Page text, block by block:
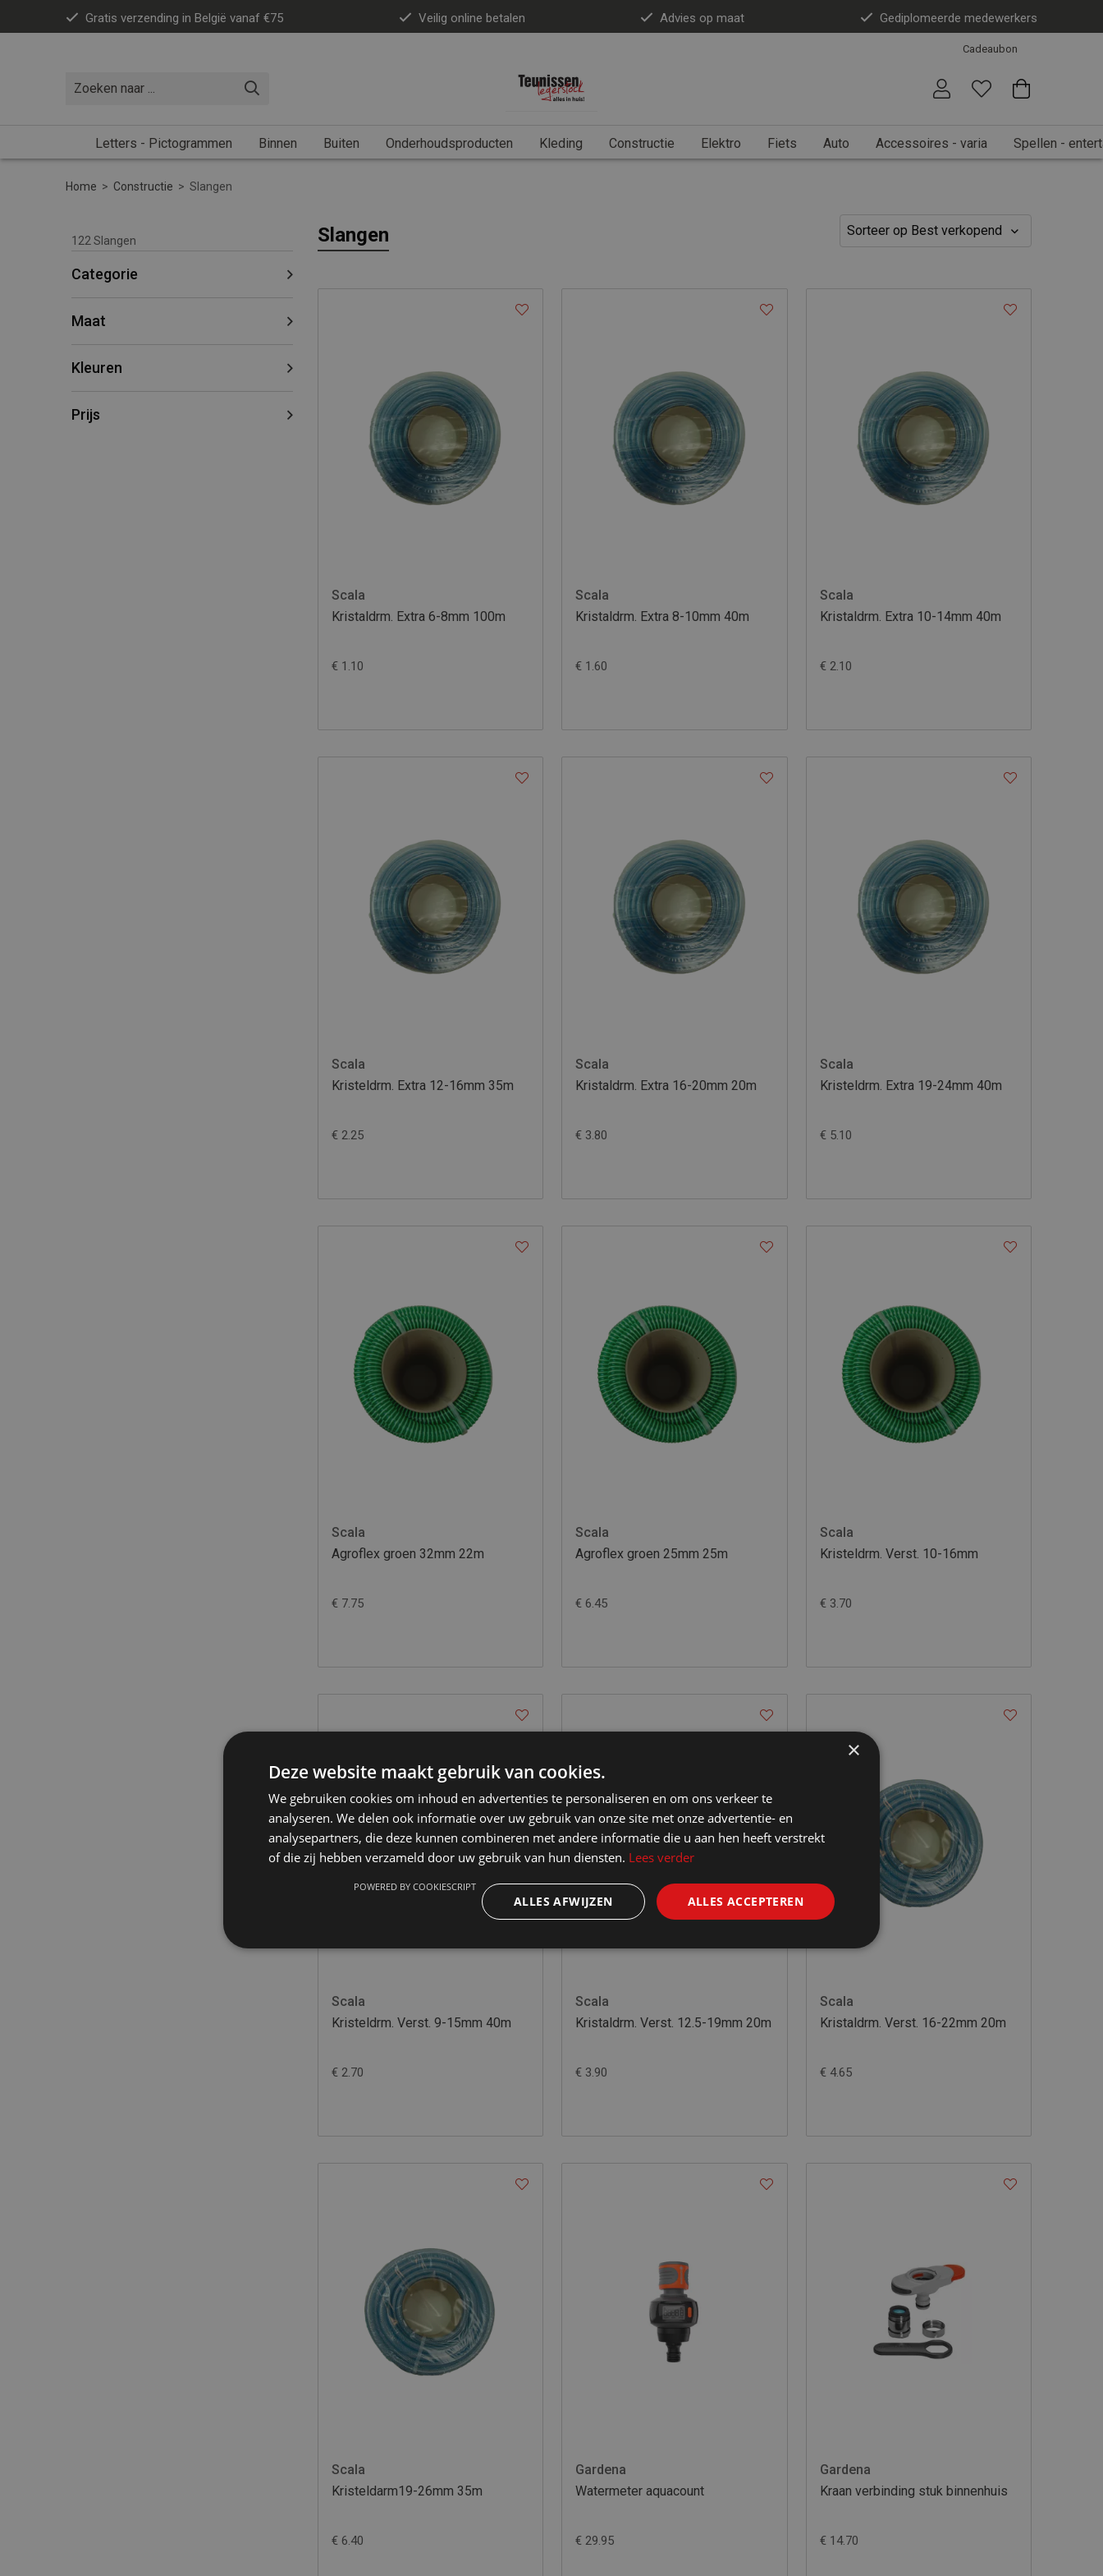
Gratis verzending in België vanaf €75 Veilig online betalen Advies op maat Gediplomeerde medewerkers
Cadeaubon
Letters - Pictogrammen Binnen Buiten Onderhoudsproducten Kleding Constructie Elektro Fiets Auto Accessoires - varia Spellen -
Home > Constructie > Slangen
122 Slangen
Categorie
Maat
Kleuren
Prijs
Slangen
Scala
Kristaldrm. Extra 6-8mm 100m
€ 1.10
Scala
Kristaldrm. Extra 8-10mm 40m
€ 1.60
Scala
Kristaldrm. Extra 10-14mm 40m
€ 2.10
Scala
Kristeldrm. Extra 12-16mm 35m
€ 2.25
Scala
Kristaldrm. Extra 16-20mm 20m
€ 3.80
Scala
Kristeldrm. Extra 19-24mm 40m
€ 5.10
Scala
Agroflex groen 32mm 22m
€ 7.75
Scala
Agroflex groen 25mm 25m
€ 6.45
Scala
Kristeldrm. Verst. 10-16mm
€ 3.70
Scala
Kristeldrm. Verst. 9-15mm 40m
€ 2.70
Scala
Kristaldrm. Verst. 12.5-19mm 20m
€ 3.90
Scala
Kristaldrm. Verst. 16-22mm 20m
€ 4.65
Scala
Kristeldarm19-26mm 35m
€ 6.40
Gardena
Watermeter aquacount
€ 29.95
Gardena
Kraan verbinding stuk binnenhuis
€ 14.70
×
Deze website maakt gebruik van cookies.
We gebruiken cookies om inhoud en advertenties te personaliseren en om ons verkeer te
analyseren. We delen ook informatie over uw gebruik van onze site met onze advertentie- en
analysepartners, die deze kunnen combineren met andere informatie die u aan hen heeft verstrekt
of die zij hebben verzameld door uw gebruik van hun diensten. Lees verder
ALLES ACCEPTEREN
ALLES AFWIJZEN
POWERED BY COOKIESCRIPT